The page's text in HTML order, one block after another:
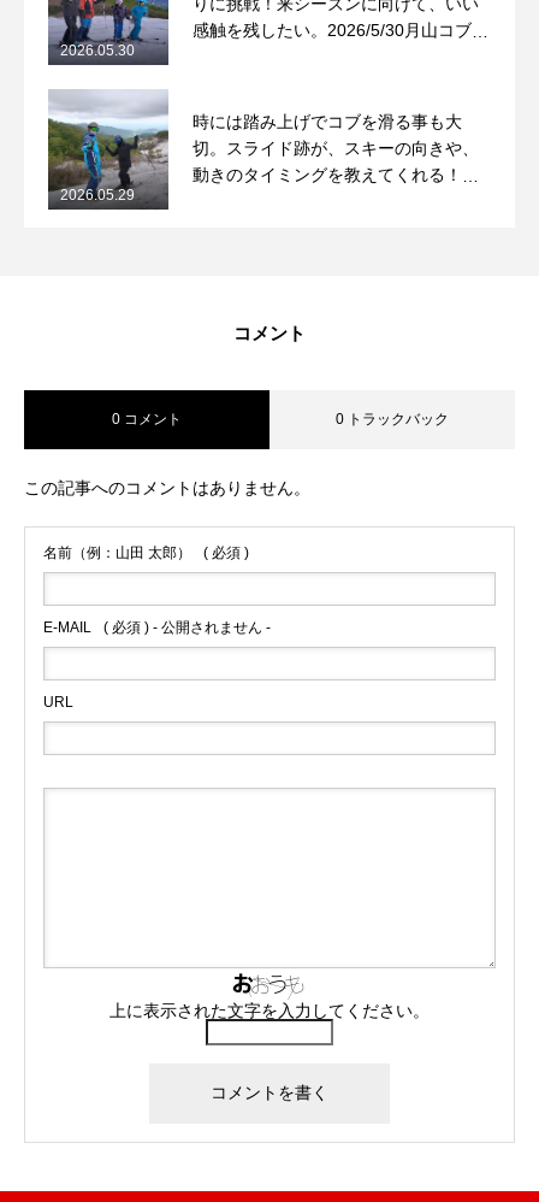
りに挑戦！来シーズンに向けて、いい
感触を残したい。2026/5/30月山コブレ
2026.05.30
時には踏み上げでコブを滑る事も大
切。スライド跡が、スキーの向きや、
動きのタイミングを教えてくれる！
2026.05.29
コメント
0 コメント 0 トラックバック
この記事へのコメントはありません。
名前（例：山田 太郎） ( 必須 )
E-MAIL ( 必須 ) - 公開されません -
URL
上に表示された文字を入力してください。